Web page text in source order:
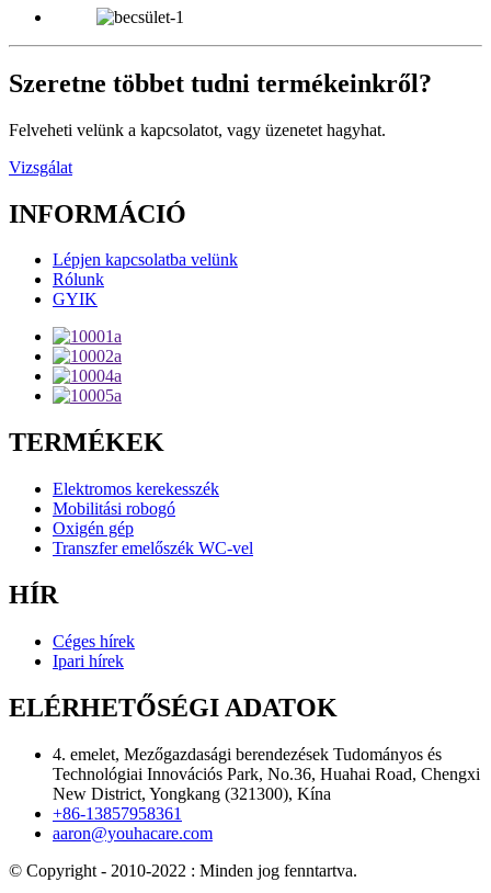
Szeretne többet tudni termékeinkről?
Felveheti velünk a kapcsolatot, vagy üzenetet hagyhat.
Vizsgálat
INFORMÁCIÓ
Lépjen kapcsolatba velünk
Rólunk
GYIK
TERMÉKEK
Elektromos kerekesszék
Mobilitási robogó
Oxigén gép
Transzfer emelőszék WC-vel
HÍR
Céges hírek
Ipari hírek
ELÉRHETŐSÉGI ADATOK
4. emelet, Mezőgazdasági berendezések Tudományos és
Technológiai Innovációs Park, No.36, Huahai Road, Chengxi
New District, Yongkang (321300), Kína
+86-13857958361
aaron@youhacare.com
© Copyright - 2010-2022 : Minden jog fenntartva.